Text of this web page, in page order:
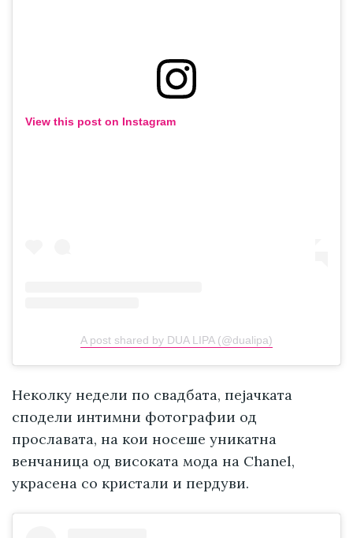
View this post on Instagram
A post shared by DUA LIPA (@dualipa)
Неколку недели по свадбата, пејачката
сподели интимни фотографии од
прославата, на кои носеше уникатна
венчаница од високата мода на Chanel,
украсена со кристали и пердуви.